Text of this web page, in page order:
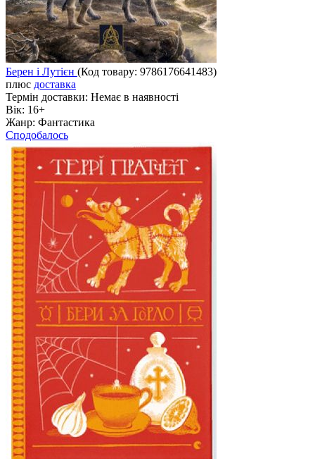
Берен і Лутієн (Код товару: 9786176641483)
плюс доставка
Термін доставки: Немає в наявності
Вік: 16+
Жанр: Фантастика
Сподобалось